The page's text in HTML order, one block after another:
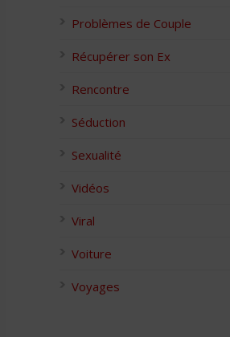
Problèmes de Couple
Récupérer son Ex
Rencontre
Séduction
Sexualité
Vidéos
Viral
Voiture
Voyages